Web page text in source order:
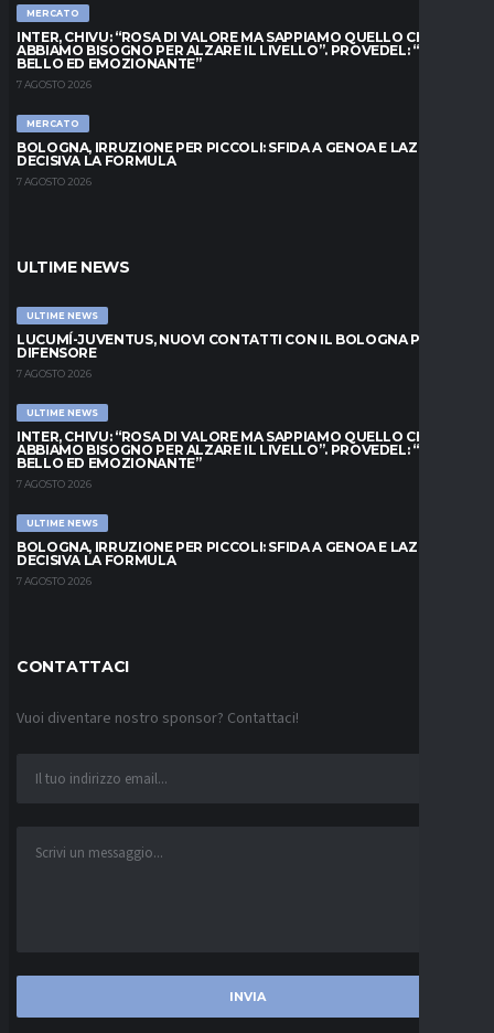
MERCATO
INTER, CHIVU: “ROSA DI VALORE MA SAPPIAMO QUELLO CHE
ABBIAMO BISOGNO PER ALZARE IL LIVELLO”. PROVEDEL: “MESE
BELLO ED EMOZIONANTE”
7 AGOSTO 2026
MERCATO
BOLOGNA, IRRUZIONE PER PICCOLI: SFIDA A GENOA E LAZIO,
DECISIVA LA FORMULA
7 AGOSTO 2026
ULTIME NEWS
ULTIME NEWS
LUCUMÍ-JUVENTUS, NUOVI CONTATTI CON IL BOLOGNA PER IL
DIFENSORE
7 AGOSTO 2026
ULTIME NEWS
INTER, CHIVU: “ROSA DI VALORE MA SAPPIAMO QUELLO CHE
ABBIAMO BISOGNO PER ALZARE IL LIVELLO”. PROVEDEL: “MESE
BELLO ED EMOZIONANTE”
7 AGOSTO 2026
ULTIME NEWS
BOLOGNA, IRRUZIONE PER PICCOLI: SFIDA A GENOA E LAZIO,
DECISIVA LA FORMULA
7 AGOSTO 2026
CONTATTACI
Vuoi diventare nostro sponsor? Contattaci!